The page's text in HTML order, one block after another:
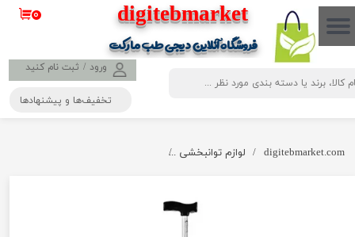
​​​​​​​​digitebmarket
فروشگاه آنلاین دیجی طب مارکت
ورود / ثبت نام کنید
حساب کاربری من
تغییر گذر واژه
۰
تخفیف‌ها و پیشنهادها
digitebmarket.com لوازم توانبخشی